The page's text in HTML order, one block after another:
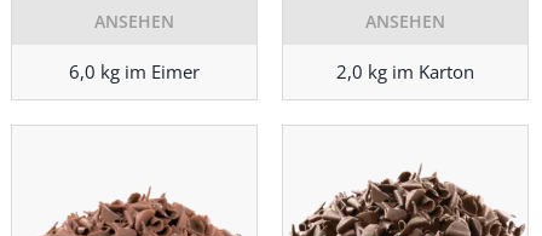
ANSEHEN
6,0 kg im Eimer
ANSEHEN
2,0 kg im Karton